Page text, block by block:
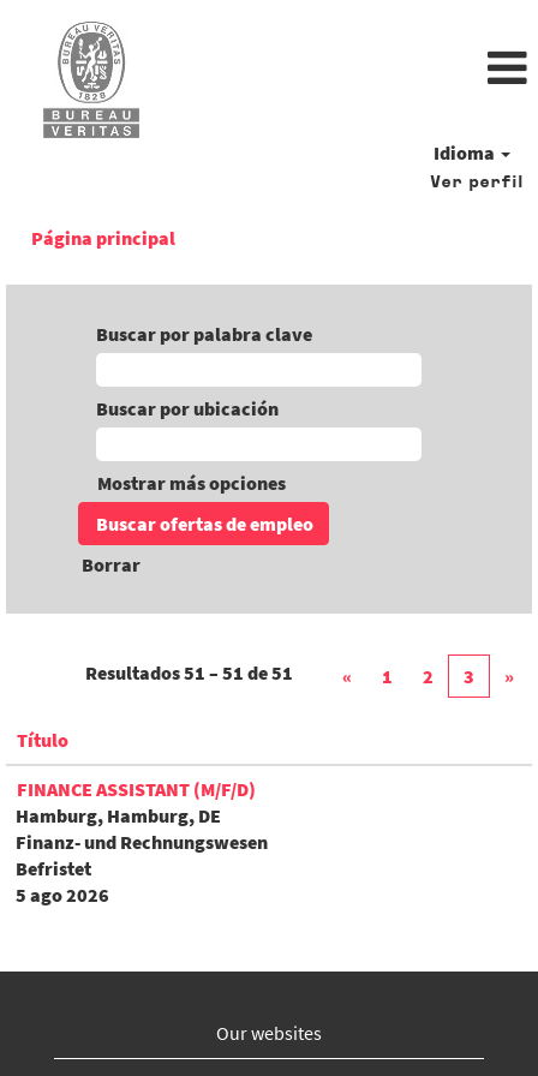
Idioma
Ver perfil
Página principal
Buscar por palabra clave
Buscar por ubicación
Mostrar más opciones
Borrar
Resultados51 – 51 de51 « 1 2 3 »
Título
FINANCE ASSISTANT (M/F/D)
Hamburg, Hamburg, DE
Finanz- und Rechnungswesen
Befristet
5 ago 2026
Our websites